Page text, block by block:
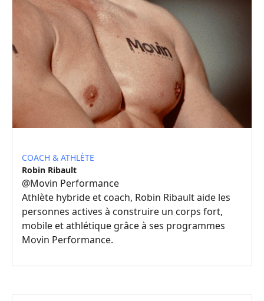
COACH & ATHLÈTE
Robin Ribault
@Movin Performance
Athlète hybride et coach, Robin Ribault aide les
personnes actives à construire un corps fort,
mobile et athlétique grâce à ses programmes
Movin Performance.